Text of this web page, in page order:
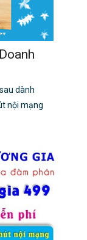
dành
nội mạng